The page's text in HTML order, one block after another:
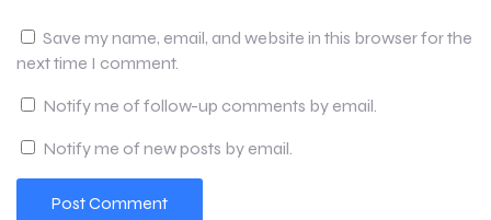
Save my name, email, and website in this browser for the
next time I comment.
Notify me of follow-up comments by email.
Notify me of new posts by email.